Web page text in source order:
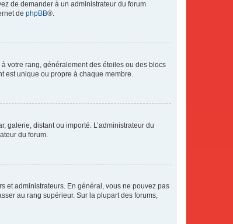
de demander à un administrateur du forum
de phpBB®.
à votre rang, généralement des étoiles ou des blocs
est unique ou propre à chaque membre.
galerie, distant ou importé. L’administrateur du
du forum.
et administrateurs. En général, vous ne pouvez pas
au rang supérieur. Sur la plupart des forums,